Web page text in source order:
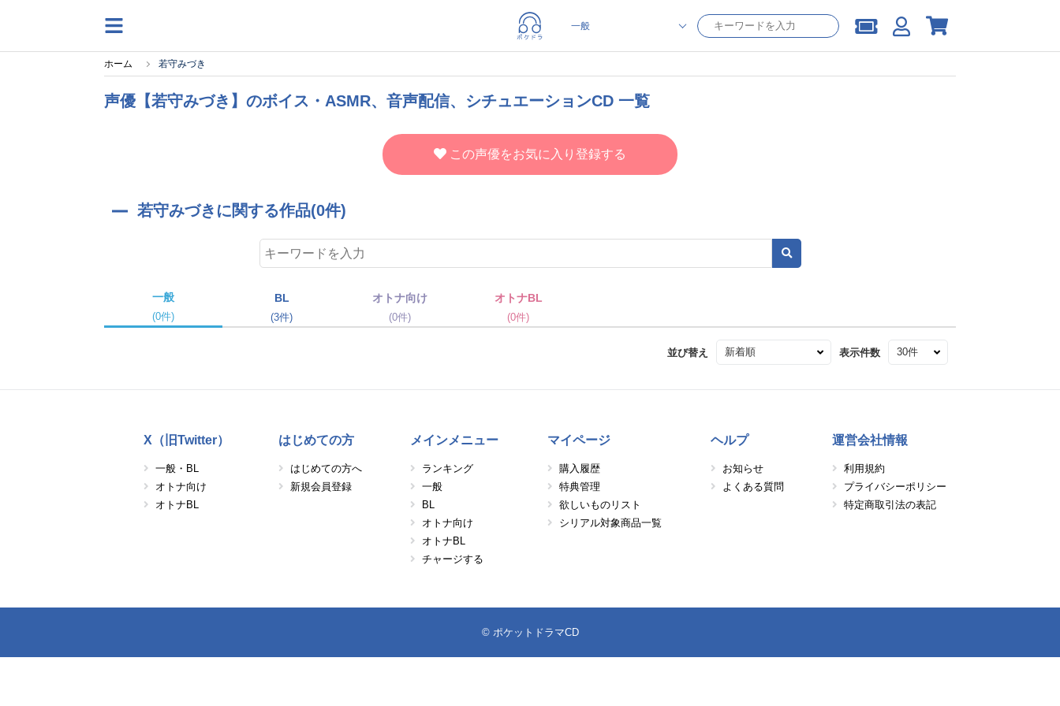
ホーム 若守みづき
声優【若守みづき】のボイス・ASMR、音声配信、シチュエーションCD 一覧
この声優をお気に入り登録する
若守みづきに関する作品(0件)
一般
(0件)
BL
(3件)
オトナ向け
(0件)
オトナBL
(0件)
並び替え 表示件数
X（旧Twitter）
一般・BL
オトナ向け
オトナBL
はじめての方
はじめての方へ
新規会員登録
メインメニュー
ランキング
一般
BL
オトナ向け
オトナBL
チャージする
マイページ
購入履歴
特典管理
欲しいものリスト
シリアル対象商品一覧
ヘルプ
お知らせ
よくある質問
運営会社情報
利用規約
プライバシーポリシー
特定商取引法の表記
© ポケットドラマCD